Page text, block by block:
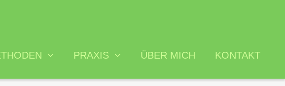
PRAXIS ÜBER MICH KONTAKT